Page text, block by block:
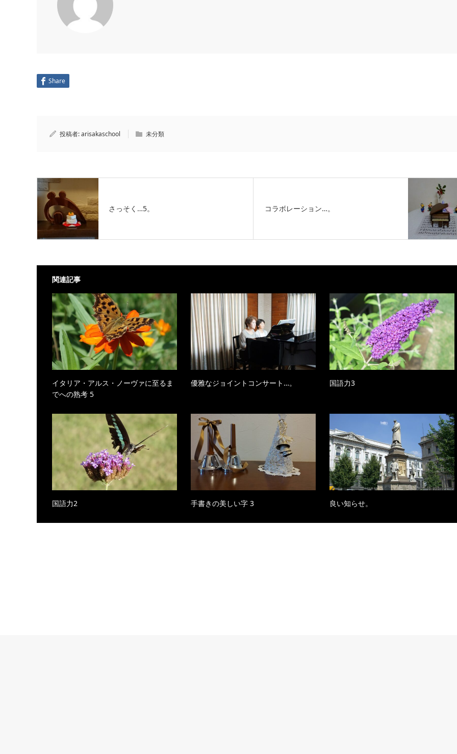
Share
投稿者:arisakaschool 未分類
さっそく…5。 コラボレーション…。
関連記事
イタリア・アルス・ノーヴァに至るま
でへの熟考 5
優雅なジョイントコンサート…。 国語力3
国語力2 手書きの美しい字 3 良い知らせ。